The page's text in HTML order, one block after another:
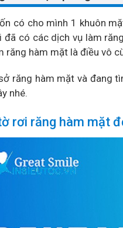
có cho mình 1 khuôn
đã có các dịch vụ làm
răng hàm mặt là điều vô
răng hàm mặt và đang
nhé.
rơi răng hàm mặt